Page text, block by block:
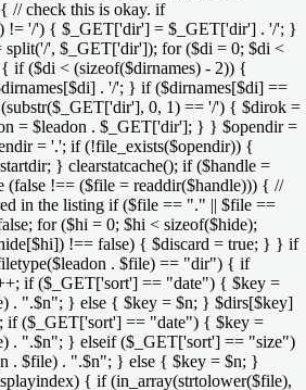
// check this is okay. if
!= '/') { $_GET['dir'] = $_GET['dir'] . '/'; }
split('/', $_GET['dir']); for ($di = 0; $di <
if ($di < (sizeof($dirnames) - 2)) {
. '/'; } if ($dirnames[$di] ==
0, 1) == '/') { $dirok =
= $leadon . $_GET['dir']; } } $opendir =
= '.'; if (!file_exists($opendir)) {
} clearstatcache(); if ($handle =
!== ($file = readdir($handle))) { //
in the listing if ($file == "." || $file ==
for ($hi = 0; $hi < sizeof($hide);
!== false) { $discard = true; } } if
. $file) == "dir") { if
if ($_GET['sort'] == "date") { $key =
. ".$n"; } else { $key = $n; } $dirs[$key]
($_GET['sort'] == "date") { $key =
. ".$n"; } elseif ($_GET['sort'] == "size")
. $file) . ".$n"; } else { $key = $n; }
{ if (in_array(strtolower($file),